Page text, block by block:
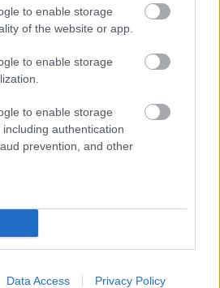
to enable storage
of the website or app.
to enable storage
to enable storage
authentication
prevention, and other
Data Access Privacy Policy
Link másolása Email küldés